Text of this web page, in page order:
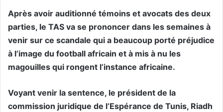
Après avoir auditionné témoins et avocats des deux
parties, le TAS va se prononcer dans les semaines à
venir sur ce scandale qui a beaucoup porté préjudice
à l’image du football africain et à mis à nu les
magouilles qui rongent l’instance africaine.
Voyant venir la sentence, le président de la
commission juridique de l’Espérance de Tunis, Riadh